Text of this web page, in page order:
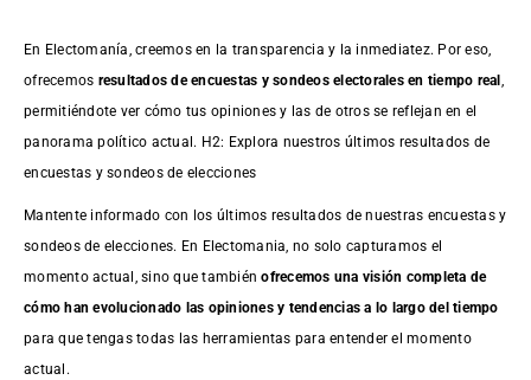
En Electomanía, creemos en la transparencia y la inmediatez. Por eso,
ofrecemos resultados deencuestas y sondeos electorales en tiempo real ,
permitiéndote ver cómo tus opiniones y las de otros se reflejan en el
panorama político actual. H2: Explora nuestros últimos resultados de
encuestas y sondeos de elecciones
Mantente informado con los últimos resultados de nuestras encuestasy
sondeos de elecciones. En Electomania, no solo capturamos el
momento actual, sino que tambiénofrecemos una visión completa de
cómo han evolucionado las opiniones y tendencias a lo largo del tiempo
para que tengas todas las herramientas para entender el momento
actual.